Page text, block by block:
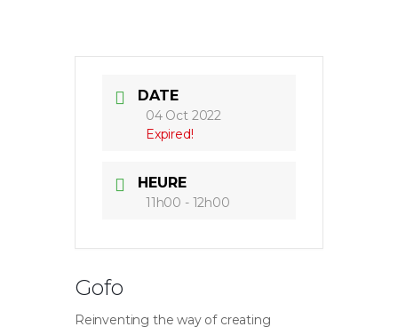
DATE
04 Oct 2022
Expired!
HEURE
11h00 - 12h00
Gofo
Reinventing the way of creating